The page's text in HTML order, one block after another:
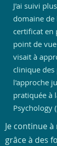
J'ai suivi
domaine
certificat en
point de
visait à
clinique
l'approche
pratiquée à
Psychology
Je continue
grâce à des